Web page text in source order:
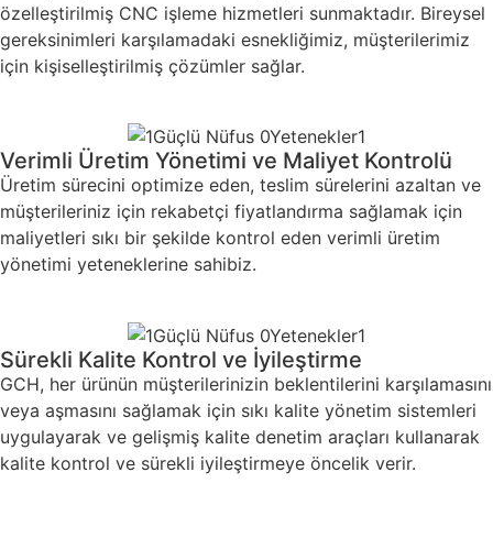
özelleştirilmiş CNC işleme hizmetleri sunmaktadır. Bireysel
gereksinimleri karşılamadaki esnekliğimiz, müşterilerimiz
için kişiselleştirilmiş çözümler sağlar.
Verimli Üretim Yönetimi ve Maliyet Kontrolü
Üretim sürecini optimize eden, teslim sürelerini azaltan ve
müşterileriniz için rekabetçi fiyatlandırma sağlamak için
maliyetleri sıkı bir şekilde kontrol eden verimli üretim
yönetimi yeteneklerine sahibiz.
Sürekli Kalite Kontrol ve İyileştirme
GCH, her ürünün müşterilerinizin beklentilerini karşılamasını
veya aşmasını sağlamak için sıkı kalite yönetim sistemleri
uygulayarak ve gelişmiş kalite denetim araçları kullanarak
kalite kontrol ve sürekli iyileştirmeye öncelik verir.